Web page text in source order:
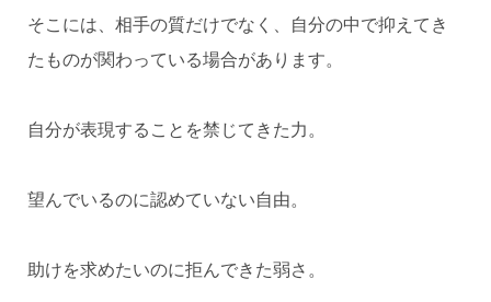
そこには、相手の質だけでなく、自分の中で抑えてき
たものが関わっている場合があります。
自分が表現することを禁じてきた力。
望んでいるのに認めていない自由。
助けを求めたいのに拒んできた弱さ。